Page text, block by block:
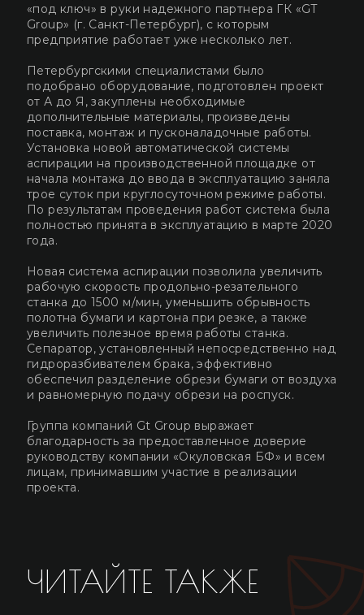
«под ключ» в руки надежного партнера ГК «GT
Group» (г. Санкт-Петербург), с которым
предприятие работает уже несколько лет.
Петербургскими специалистами было
подобрано оборудование, подготовлен проект
от А до Я, закуплены необходимые
дополнительные материалы, произведены
поставка, монтаж и пусконаладочные работы.
Установка новой автоматической системы
аспирации на производственной площадке от
начала монтажа до ввода в эксплуатацию заняла
трое суток при круглосуточном режиме работы.
По результатам проведения работ система была
полностью принята в эксплуатацию в марте 2020
года.
Новая система аспирации позволила увеличить
рабочую скорость продольно-резательного
станка до 1500 м/мин, уменьшить обрывность
полотна бумаги и картона при резке, а также
увеличить полезное время работы станка.
Сепаратор, установленный непосредственно над
гидроразбивателем брака, эффективно
обеспечил разделение обрези бумаги от воздуха
и равномерную подачу обрези на роспуск.
Группа компаний Gt Group выражает
благодарность за предоставленное доверие
руководству компании «Окуловская БФ» и всем
лицам, принимавшим участие в реализации
проекта.
ЧИТАЙТЕ ТАКЖЕ